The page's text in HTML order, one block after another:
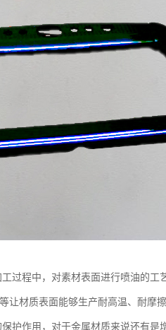
过程中，对素材表面进行喷油的工
让材质表面能够生产耐高温、耐摩
护作用，对于金属材质来说还有是